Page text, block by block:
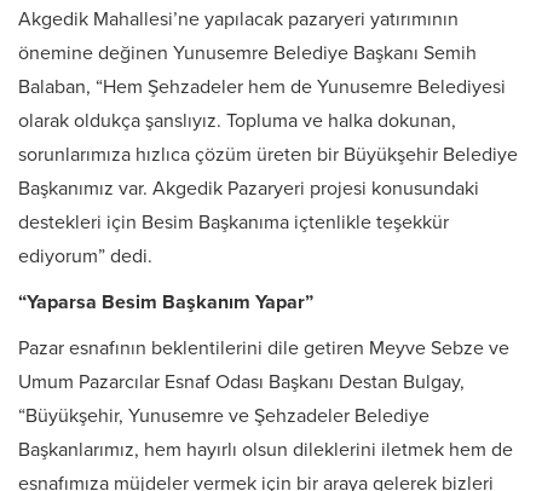
Akgedik Mahallesi’ne yapılacak pazaryeri yatırımının
önemine değinen Yunusemre Belediye Başkanı Semih
Balaban, “Hem Şehzadeler hem de Yunusemre Belediyesi
olarak oldukça şanslıyız. Topluma ve halka dokunan,
sorunlarımıza hızlıca çözüm üreten bir Büyükşehir Belediye
Başkanımız var. Akgedik Pazaryeri projesi konusundaki
destekleri için Besim Başkanıma içtenlikle teşekkür
ediyorum” dedi.
“Yaparsa Besim Başkanım Yapar”
Pazar esnafının beklentilerini dile getiren Meyve Sebze ve
Umum Pazarcılar Esnaf Odası Başkanı Destan Bulgay,
“Büyükşehir, Yunusemre ve Şehzadeler Belediye
Başkanlarımız, hem hayırlı olsun dileklerini iletmek hem de
esnafımıza müjdeler vermek için bir araya gelerek bizleri